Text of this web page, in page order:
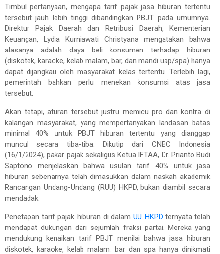
Timbul pertanyaan, mengapa tarif pajak jasa hiburan tertentu
tersebut jauh lebih tinggi dibandingkan PBJT pada umumnya.
Direktur Pajak Daerah dan Retribusi Daerah, Kementerian
Keuangan, Lydia Kurniawati Christyana mengatakan bahwa
alasanya adalah daya beli konsumen terhadap hiburan
(diskotek, karaoke, kelab malam, bar, dan mandi uap/spa) hanya
dapat dijangkau oleh masyarakat kelas tertentu. Terlebih lagi,
pemerintah bahkan perlu menekan konsumsi atas jasa
tersebut.
Akan tetapi, aturan tersebut justru memicu pro dan kontra di
kalangan masyarakat, yang mempertanyakan landasan batas
minimal 40% untuk PBJT hiburan tertentu yang dianggap
muncul secara tiba-tiba. Dikutip dari CNBC Indonesia
(16/1/2024), pakar pajak sekaligus Ketua IFTAA, Dr. Prianto Budi
Saptono menjelaskan bahwa usulan tarif 40% untuk jasa
hiburan sebenarnya telah dimasukkan dalam naskah akademik
Rancangan Undang-Undang (RUU) HKPD, bukan diambil secara
mendadak.
Penetapan tarif pajak hiburan di dalamUU HKPD ternyata telah
mendapat dukungan dari sejumlah fraksi partai. Mereka yang
mendukung kenaikan tarif PBJT menilai bahwa jasa hiburan
diskotek, karaoke, kelab malam, bar dan spa hanya dinikmati